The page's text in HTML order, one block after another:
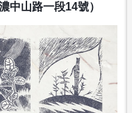
中山路一段14號）